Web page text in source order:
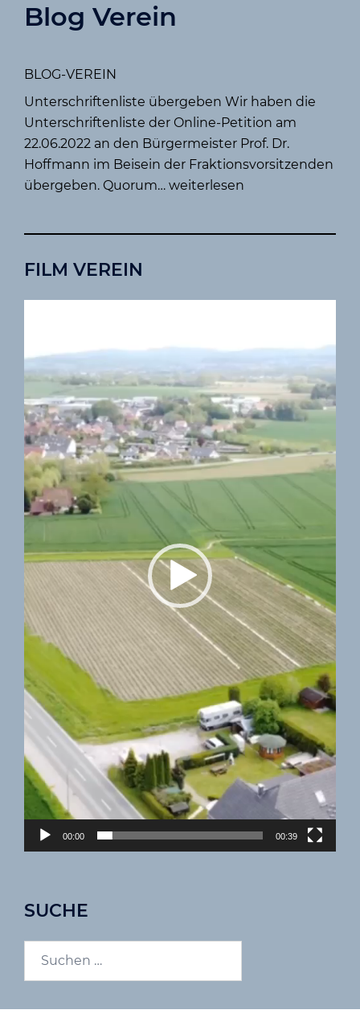
Blog Verein
BLOG-VEREIN
Unterschriftenliste übergeben Wir haben die
Unterschriftenliste der Online-Petition am
22.06.2022 an den Bürgermeister Prof. Dr.
Hoffmann im Beisein der Fraktionsvorsitzenden
übergeben. Quorum… B
E
I
N
weiterlesen
FILM VEREIN
00:00 00:39
SUCHE